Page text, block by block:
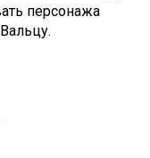
персонажа